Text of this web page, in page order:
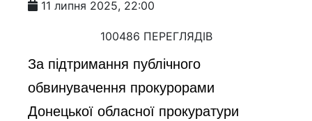
11 липня 2025, 22:00
100486 ПЕРЕГЛЯДІВ
За підтримання публічного
обвинувачення прокурорами
Донецької обласної прокуратури